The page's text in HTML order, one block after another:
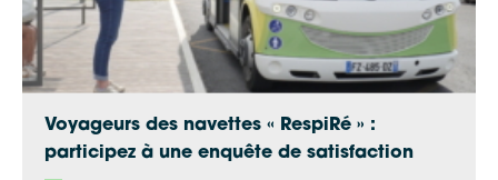
Voyageurs des navettes « RespiRé » :
participez à une enquête de satisfaction